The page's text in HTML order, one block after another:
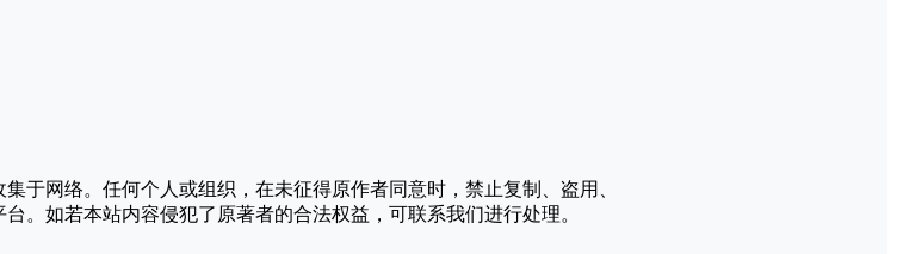
于网络。任何个人或组织，在未征得原作者同意时，禁止复制、盗用、
。如若本站内容侵犯了原著者的合法权益，可联系我们进行处理。